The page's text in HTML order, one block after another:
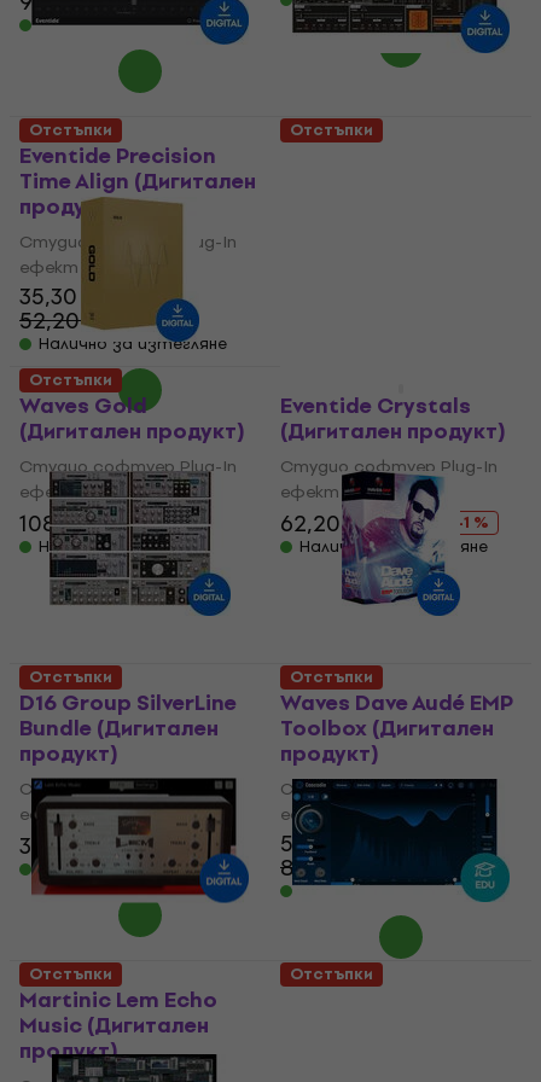
Налично за изтегляне
Eventide Precision
Time Align (Дигитален
продукт)
Студио софтуер Plug-In
ефект
35,30 €
52,20 €
- 32 %
Налично за изтегляне
Отстъпки
Waves Gold
(Дигитален продукт)
Студио софтуер Plug-In
ефект
108 €170 €
- 36 %
Налично за изтегляне
Отстъпки
Eventide Crystals
(Дигитален продукт)
Студио софтуер Plug-In
ефект
62,20 €106 €
- 41 %
Налично за изтегляне
Отстъпки
D16 Group SilverLine
Bundle (Дигитален
продукт)
Студио софтуер Plug-In
ефект
338 € 491 €
- 31 %
Налично за изтегляне
Waves Dave Audé EMP
Toolbox (Дигитален
продукт)
Студио софтуер Plug-In
ефект
54,70 €
84,90 €
Налично за изтегляне
Отстъпки
Martinic Lem Echo
Music (Дигитален
продукт)
Отстъпки
Отстъпки Отстъпки